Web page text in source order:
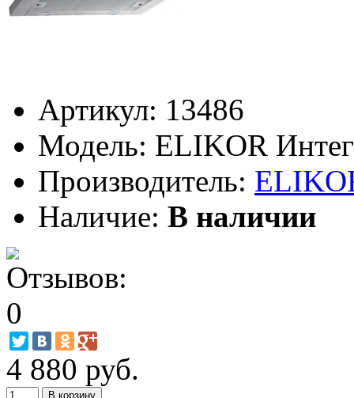
Артикул: 13486
Модель: ELIKOR
Производитель:
Наличие: В наличии
4 880 руб.